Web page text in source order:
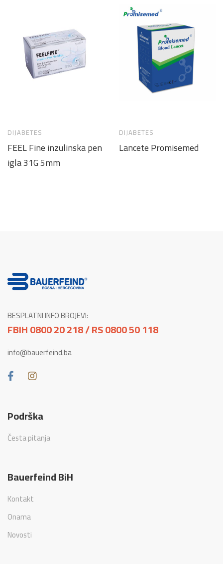
DIJABETES
FEEL Fine inzulinska pen
igla 31G 5mm
DIJABETES
Lancete Promisemed
BESPLATNI INFO BROJEVI:
FBIH 0800 20 218 / RS 0800 50 118
info@bauerfeind.ba
Podrška
Česta pitanja
Bauerfeind BiH
Kontakt
Onama
Novosti